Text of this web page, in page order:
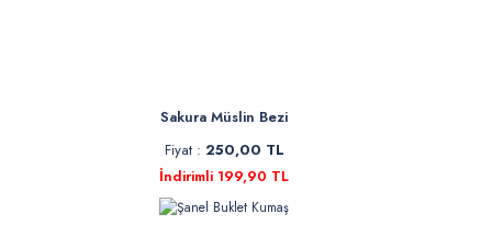
Sakura Müslin Bezi
Fiyat : 250,00 TL
İndirimli 199,90 TL